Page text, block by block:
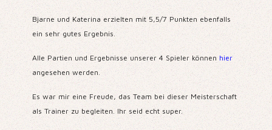
Bjarne und Katerina erzielten mit 5,5/7 Punkten ebenfalls
ein sehr gutes Ergebnis.
Alle Partien und Ergebnisse unserer 4 Spieler können hier
angesehen werden.
Es war mir eine Freude, das Team bei dieser Meisterschaft
als Trainer zu begleiten. Ihr seid echt super.